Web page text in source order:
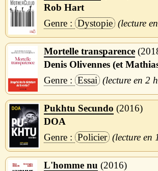
Rob Hart
Dystopie
Mortelle transparence
Denis Olivennes (et
Essai
2 h
Pukhtu Secundo
2016
DOA
Policier
L'homme nu
2016